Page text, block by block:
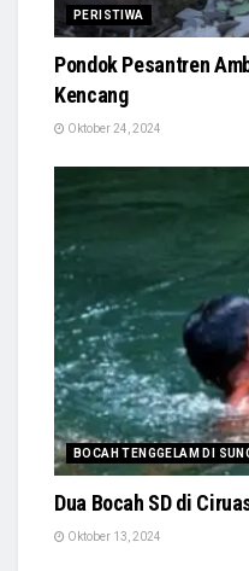
PERISTIWA
Pondok Pesantren
Kencang
Oktober 24, 2024
BOCAH TENGGELAM DI
Dua Bocah SD di
Oktober 13, 2024